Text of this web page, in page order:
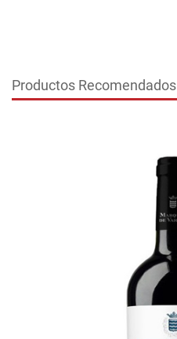
Productos Recomendados